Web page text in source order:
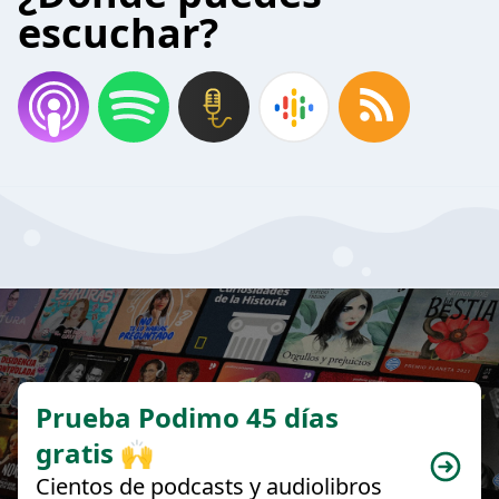
escuchar?
Prueba Podimo 45 días
gratis 🙌
Cientos de podcasts y audiolibros